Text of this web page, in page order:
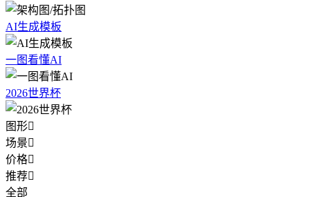
AI生成模板
一图看懂AI
2026世界杯
图形
场景
价格
推荐
全部